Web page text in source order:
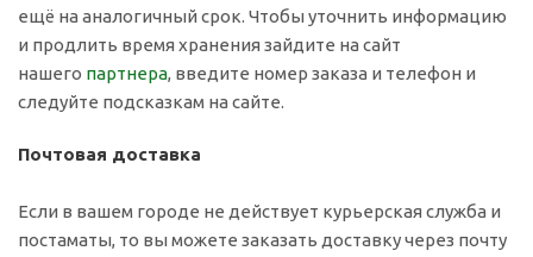
ещё на аналогичный срок. Чтобы уточнить информацию
и продлить время хранения зайдите на сайт
нашего партнера, введите номер заказа и телефон и
следуйте подсказкам на сайте.
Почтовая доставка
Если в вашем городе не действует курьерская служба и
постаматы, то вы можете заказать доставку через почту